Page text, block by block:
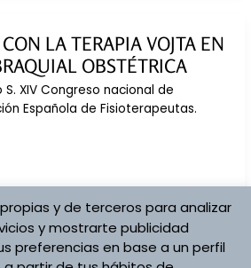
LA TERAPIA VOJTA EN
OBSTÉTRICA
XIV Congreso nacional de
Española de Fisioterapeutas.
y de terceros para analizar
y mostrarte publicidad
preferencias en base a un perfil